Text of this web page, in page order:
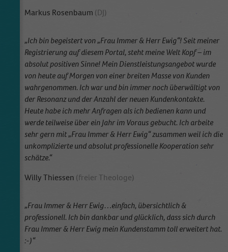
Markus Rosenbaum (DJ)
„Ich bin begeistert von „Frau Immer & Herr Ewig“! Seit meiner
Registrierung auf diesem Portal, steht meine Welt Kopf – im
absolut positiven Sinne! Mein Dienstleistungsangebot wurde
von heute auf Morgen von einer breiten Masse von Kunden
wahrgenommen. Ich war und bin immer noch überwältigt von
der Resonanz und der Anzahl der neuen Kundenkontakte.
Heute habe ich mehr Anfragen als ich bedienen kann und
werde teilweise über ein Jahr im Voraus gebucht. Ich arbeite
sehr gern mit „Frau Immer & Herr Ewig“ zusammen weil ich die
unkomplizierte und absolut professionelle Kooperation sehr
schätze.“
Willy Thiessen (freier Theologe)
„Frau Immer & Herr Ewig…einfach, übersichtlich &
professionell. Ich bin dankbar und glücklich, dass sich durch
Frau Immer & Herr Ewig mein Kundenstamm toll erweitert hat.
:-)“